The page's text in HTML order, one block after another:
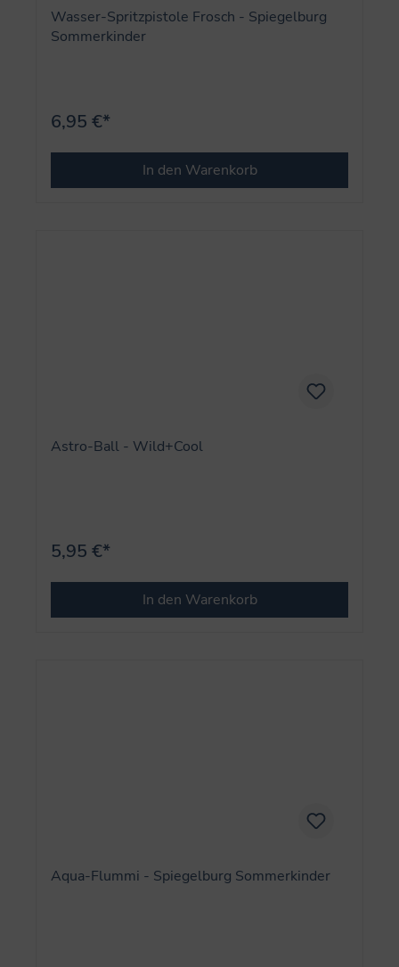
Wasser-Spritzpistole Frosch - Spiegelburg
Sommerkinder
6,95 €*
In den Warenkorb
Astro-Ball - Wild+Cool
5,95 €*
In den Warenkorb
Aqua-Flummi - Spiegelburg Sommerkinder